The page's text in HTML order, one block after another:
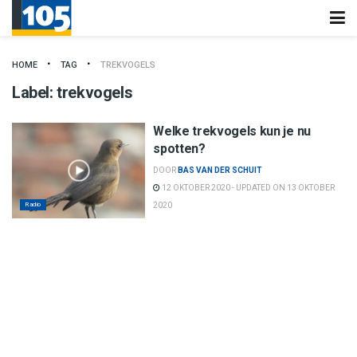
HOME TAG TREKVOGELS
Label:trekvogels
Radio
Welke trekvogels kun je nu
spotten?
DOOR BAS VAN DER SCHUIT
12 OKTOBER 2020 - UPDATED ON 13 OKTOBER
2020